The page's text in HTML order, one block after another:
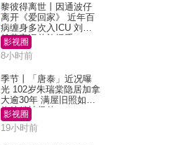
黎彼得离世丨因通波仔
离开《爱回家》 近年百
病缠身多次入ICU 刘銮
雄黄宗泽曾施援手
影视圈
8小时前
季节丨「唐泰」近况曝
光 102岁朱瑞棠隐居加拿
大逾30年 满屋旧照如博
物馆精神极佳
影视圈
19小时前